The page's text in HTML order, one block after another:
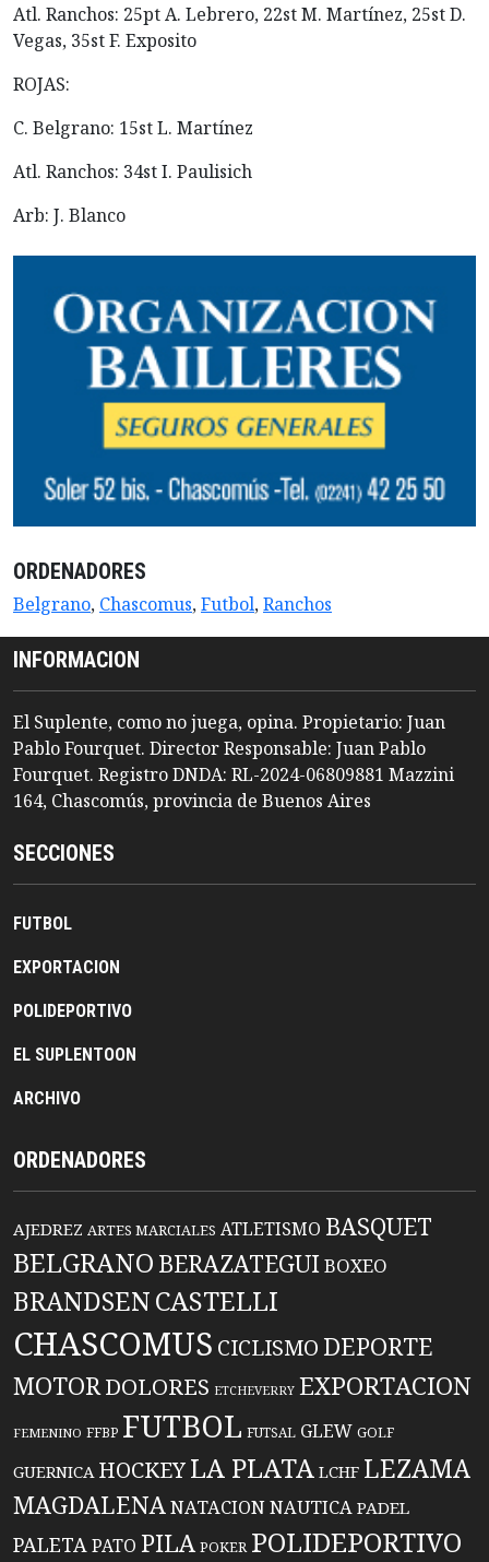
Atl. Ranchos: 25pt A. Lebrero, 22st M. Martínez, 25st D.
Vegas, 35st F. Exposito
ROJAS:
C. Belgrano: 15st L. Martínez
Atl. Ranchos: 34st I. Paulisich
Arb: J. Blanco
ORDENADORES
Belgrano, Chascomus,Futbol,Ranchos
INFORMACION
El Suplente, como no juega, opina. Propietario: Juan
Pablo Fourquet. Director Responsable: Juan Pablo
Fourquet. Registro DNDA: RL-2024-06809881 Mazzini
164, Chascomús, provincia de Buenos Aires
SECCIONES
FUTBOL
EXPORTACION
POLIDEPORTIVO
EL SUPLENTOON
ARCHIVO
ORDENADORES
AJEDREZ ARTES MARCIALES ATLETISMO BASQUET
BELGRANO BERAZATEGUIBOXEO
BRANDSENCASTELLI
CHASCOMUS CICLISMO DEPORTE
MOTORDOLORES ETCHEVERRY EXPORTACION
FEMENINO FFBP FUTBOL FUTSAL GLEW GOLF
GUERNICA HOCKEYLA PLATA LCHF LEZAMA
MAGDALENANATACIONNAUTICA PADEL
PALETA PATO PILA POKER POLIDEPORTIVO